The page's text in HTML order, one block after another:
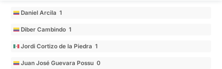
Daniel Arcila 1
Diber Cambindo 1
Jordi Cortizo de la Piedra 1
Juan José Guevara Possu 0